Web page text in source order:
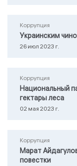
Коррупция
Украинским
26 июл 2023 г.
Коррупция
Национальный
гектары леса
02 мая 2023 г.
Коррупция
Марат
повестки